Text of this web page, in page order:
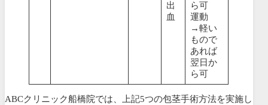
出
血
ら可
運動
→軽い
もので
あれば
翌日か
ら可
ABCクリニック船橋院では、上記5つの包茎手術方法を実施し